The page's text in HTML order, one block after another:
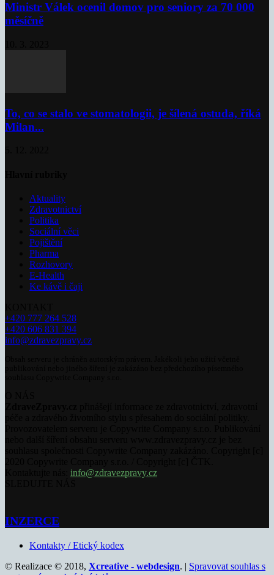
Ministr Válek ocenil domov pro seniory za 70 000
měsíčně
To, co se stalo ve stomatologii, je šílená ostuda, říká
Milan...
Aktuality
Zdravotnictví
Politika
Sociální věci
Pojištění
Pharma
Rozhovory
E-Health
Ke kávě i čaji
+420 777 264 528
+420 606 831 394
info@zdravezpravy.cz
info@zdravezpravy.cz
INZERCE
Kontakty / Etický kodex
© Realizace © 2018, Xcreative - webdesign. | Spravovat souhlas s